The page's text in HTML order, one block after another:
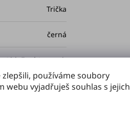
používáme soubory
webu vyjadřuješ souhlas s jejich
Trička
černá
Oblečení & merch
100 % polyester